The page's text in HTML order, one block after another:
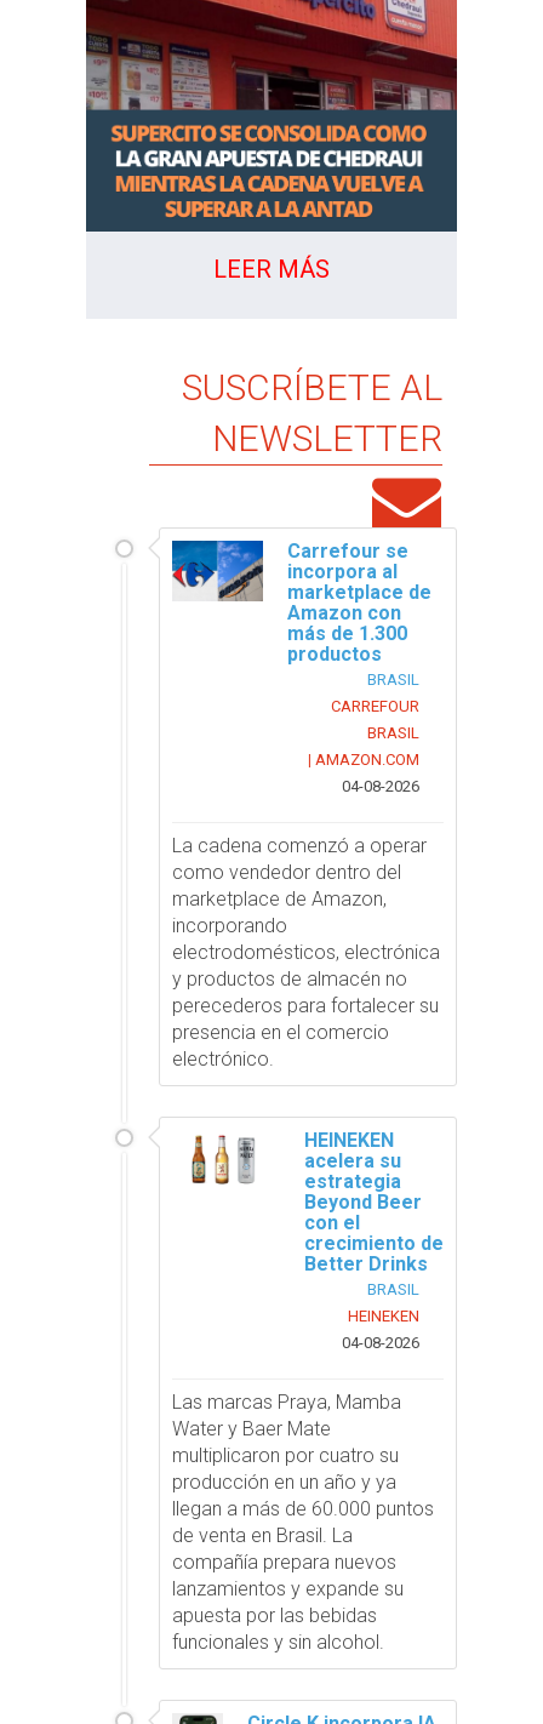
LEER MÁS
SUSCRÍBETE AL
NEWSLETTER
Carrefour se
incorpora al
marketplace de
Amazon con
más de 1.300
productos
BRASIL
CARREFOUR
BRASIL
| AMAZON.COM
04-08-2026
La cadena comenzó a operar
como vendedor dentro del
marketplace de Amazon,
incorporando
electrodomésticos, electrónica
y productos de almacén no
perecederos para fortalecer su
presencia en el comercio
electrónico.
HEINEKEN
acelera su
estrategia
Beyond Beer
con el
crecimiento de
Better Drinks
BRASIL
HEINEKEN
04-08-2026
Las marcas Praya, Mamba
Water y Baer Mate
multiplicaron por cuatro su
producción en un año y ya
llegan a más de 60.000 puntos
de venta en Brasil. La
compañía prepara nuevos
lanzamientos y expande su
apuesta por las bebidas
funcionales y sin alcohol.